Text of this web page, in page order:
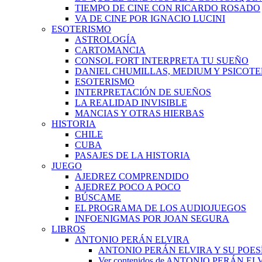
TIEMPO DE CINE CON RICARDO ROSADO
VA DE CINE POR IGNACIO LUCINI
ESOTERISMO
ASTROLOGÍA
CARTOMANCIA
CONSOL FORT INTERPRETA TU SUEÑO
DANIEL CHUMILLAS, MEDIUM Y
ESOTERISMO
INTERPRETACIÓN DE SUEÑOS
LA REALIDAD INVISIBLE
MANCIAS Y OTRAS HIERBAS
HISTORIA
CHILE
CUBA
PASAJES DE LA HISTORIA
JUEGO
AJEDREZ COMPRENDIDO
AJEDREZ POCO A POCO
BÚSCAME
EL PROGRAMA DE LOS AUDIOJUEGOS
INFOENIGMAS POR JOAN SEGURA
LIBROS
ANTONIO PERÁN ELVIRA
ANTONIO PERÁN ELVIRA Y SU